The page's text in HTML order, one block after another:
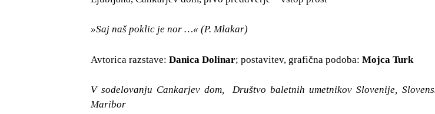
»Saj naš poklic je nor …« (P. Mlakar)
Avtorica razstave:Danica Dolinar; postavitev, grafična podoba:Mojca Turk
V sodelovanju Cankarjev dom, Društvo baletnih umetnikov Slovenije,
Maribor